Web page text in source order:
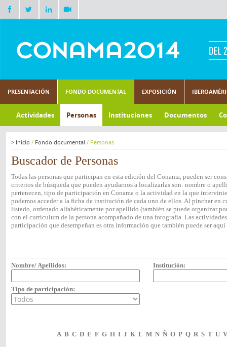
PRESENTACIÓN FONDO DOCUMENTAL EXPOSICIÓN
Actividades Personas Instituciones Documentos
> Inicio / Fondo documental / Personas
Buscador de Personas
Todas las personas que participan en esta edición del Conama, pueden ser
criterios de búsqueda que pueden ayudarnos a localizarlas son: nombre o
pertenecen, tipo de participación en Conama o la actividad en la que
podemos acceder a la ficha de institución de cada uno de ellos. Al pinchar en
listado, ordenado alfabéticamente por apellido (también se puede organizar
con el currículum de la persona acompañado de una fotografía. Las
participación que desempeñan es otra información que también puede ser
Nombre/ Apellidos: Institución:
Tipo de participación:
A B C D E F G H I J K L M N Ñ O P Q R S T U V